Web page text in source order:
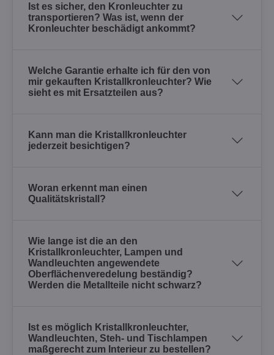
Ist es sicher, den Kronleuchter zu
transportieren? Was ist, wenn der
Kronleuchter beschädigt ankommt?
Welche Garantie erhalte ich für den von
mir gekauften Kristallkronleuchter? Wie
sieht es mit Ersatzteilen aus?
Kann man die Kristallkronleuchter
jederzeit besichtigen?
Woran erkennt man einen
Qualitätskristall?
Wie lange ist die an den
Kristallkronleuchter, Lampen und
Wandleuchten angewendete
Oberflächenveredelung beständig?
Werden die Metallteile nicht schwarz?
Ist es möglich Kristallkronleuchter,
Wandleuchten, Steh- und Tischlampen
maßgerecht zum Interieur zu bestellen?